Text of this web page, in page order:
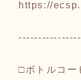
https://
□ボトルコー